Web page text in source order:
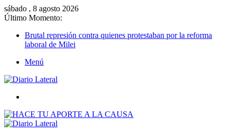
sábado , 8 agosto 2026
Último Momento:
Brutal represión contra quienes protestaban por la reforma
laboral de Milei
Menú